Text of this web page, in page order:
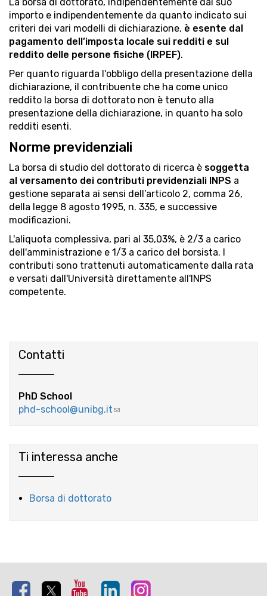
importo e indipendentemente da quanto indicato sui
criteri dei vari modelli di dichiarazione, è esente dal
pagamento dell’imposta locale sui redditi e sul
reddito delle persone fisiche (IRPEF).
Per quanto riguarda l'obbligo della presentazione della
dichiarazione, il contribuente che ha come unico
reddito la borsa di dottorato non è tenuto alla
presentazione della dichiarazione, in quanto ha solo
redditi esenti.
Norme previdenziali
La borsa di studio del dottorato di ricerca è soggetta
al versamento dei contributi previdenziali INPS a
gestione separata ai sensi dell’articolo 2, comma 26,
della legge 8 agosto 1995, n. 335, e successive
modificazioni.
L'aliquota complessiva, pari al 35,03%, è 2/3 a carico
dell'amministrazione e 1/3 a carico del borsista. I
contributi sono trattenuti automaticamente dalla rata
e versati dall'Università direttamente all'INPS
competente.
Contatti
PhD School
phd-school@unibg.it(link
Ti interessa anche
Borsa di dottorato
Facebook Twitter Youtube Linkedin